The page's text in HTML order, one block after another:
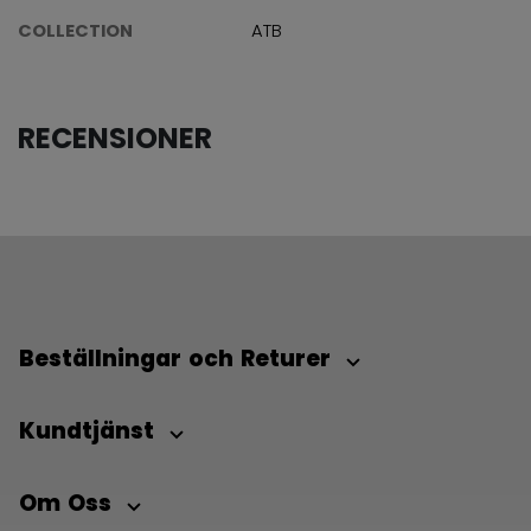
COLLECTION
ATB
RECENSIONER
Beställningar och Returer
Kundtjänst
Om Oss